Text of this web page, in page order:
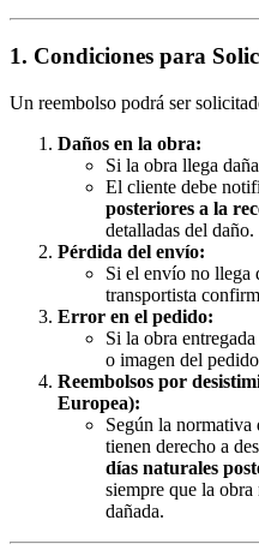
1. Condiciones para
Un reembolso podrá ser
Daños en la obra:
Si la obra llega
El cliente debe
posteriores a la
detalladas del daño.
Pérdida del envío:
Si el envío no llega
transportista
Error en el pedido:
Si la obra
o imagen del
Reembolsos por
Europea):
Según la normativa
tienen derecho a
días naturales
siempre que la
dañada.